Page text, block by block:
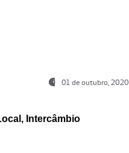
01 de outubro, 2020
Intercâmbio